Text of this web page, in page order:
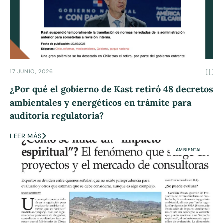
17 JUNIO, 2026
¿Por qué el gobierno de Kast retiró 48 decretos
ambientales y energéticos en trámite para
auditoría regulatoria?
LEER MÁS
AMBIENTAL